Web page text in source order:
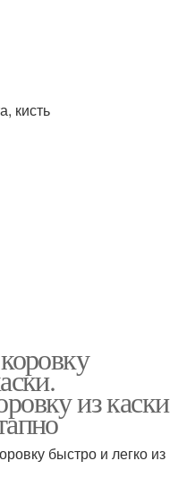
кисть
из каски
быстро и легко из